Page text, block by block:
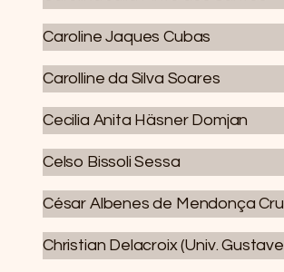
Caroline Jaques Cubas
Carolline da Silva Soares
Cecilia Anita Häsner Domjan
Celso Bissoli Sessa
César Albenes de Mendonça
Christian Delacroix (Univ.